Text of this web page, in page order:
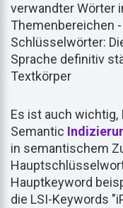
verwandter Wörter
Themenbereichen
Schlüsselwörter:
Sprache definitiv
Textkörper
Es ist auch wichtig,
Semantic
in semantischem
Hauptkeyword
die LSI-Keywords